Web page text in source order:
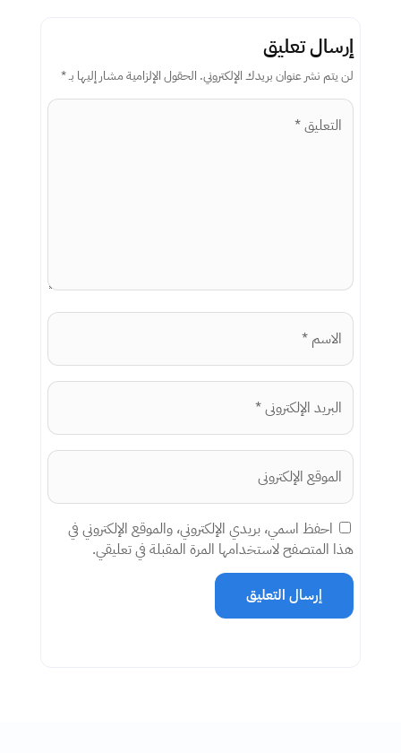
إرسال تعليق
لن يتم نشر عنوان بريدك الإلكتروني. الحقول الإلزامية مشار إليها بـ*
احفظ اسمي، بريدي الإلكتروني، والموقع الإلكتروني في
هذا المتصفح لاستخدامها المرة المقبلة في تعليقي.
إرسال التعليق